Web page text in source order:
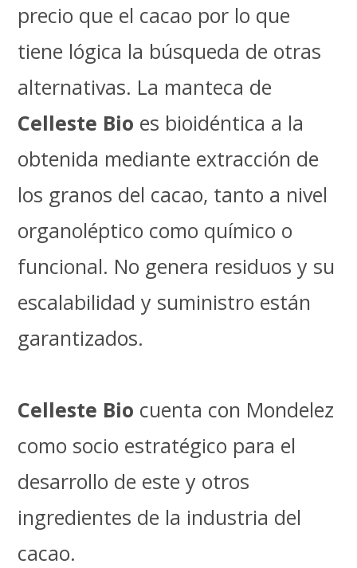
precio que el cacao por lo que
tiene lógica la búsqueda de otras
alternativas. La manteca de
Celleste Bio es bioidéntica a la
obtenida mediante extracción de
los granos del cacao, tanto a nivel
organoléptico como químico o
funcional. No genera residuos y su
escalabilidad y suministro están
garantizados.
Celleste Bio cuenta con Mondelez
como socio estratégico para el
desarrollo de este y otros
ingredientes de la industria del
cacao.